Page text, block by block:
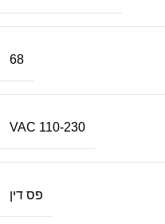
68
110-230 VAC
פס דין